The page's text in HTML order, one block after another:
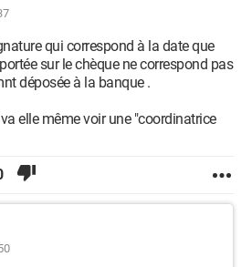
qui correspond à la date que
sur le chèque ne correspond pas
déposée à la banque .
elle même voir une "coordinatrice